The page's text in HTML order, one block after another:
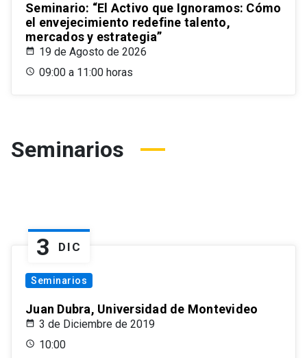
Seminario: “El Activo que Ignoramos: Cómo
el envejecimiento redefine talento,
mercados y estrategia”
19 de Agosto de 2026
09:00 a 11:00 horas
Seminarios
3 DIC
Seminarios
Juan Dubra, Universidad de Montevideo
3 de Diciembre de 2019
10:00